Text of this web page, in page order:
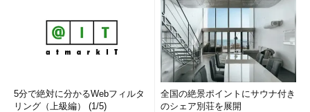
Windows 10にアップグレードすると起こる可能性のある問題
としては、次のようなことが考えられる。
●アプリケーションやツールなどの互換性の問題
Windows 10での十分な検証が行われていないために、アプリ
ケーションの互換性などに問題が発生して、今まで使っていたア
5分で絶対に分かるWebフィルタ
リング（上級編） (1/5)
全国の絶景ポイントにサウナ付き
のシェア別荘を展開